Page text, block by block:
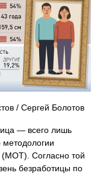
/ Сергей Болотов
— всего лишь
методологии
(МОТ). Согласно той
безработицы по